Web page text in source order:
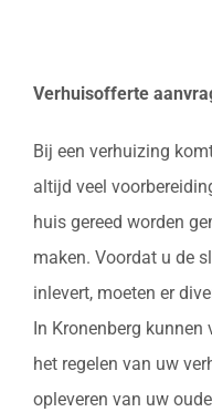
Verhuisofferte
Bij een verhuizing
altijd veel
huis gereed worden
maken. Voordat u de
inlevert, moeten er
In Kronenberg
het regelen van uw
opleveren van uw